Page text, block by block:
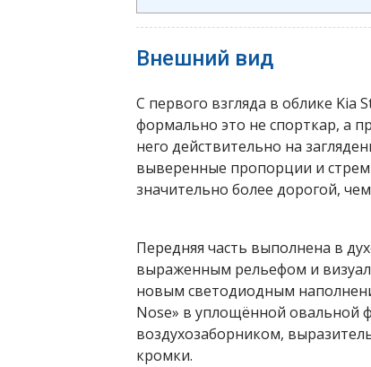
Внешний вид
С первого взгляда в облике Kia
формально это не спорткар, а
него действительно на
выверенные пропорции и
значительно более дорогой,
Передняя часть выполнена в
выраженным рельефом и
новым светодиодным
Nose» в уплощённой овальной
воздухозаборником,
кромки.